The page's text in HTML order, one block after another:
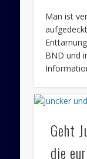
Man ist
BND und
Geht
die